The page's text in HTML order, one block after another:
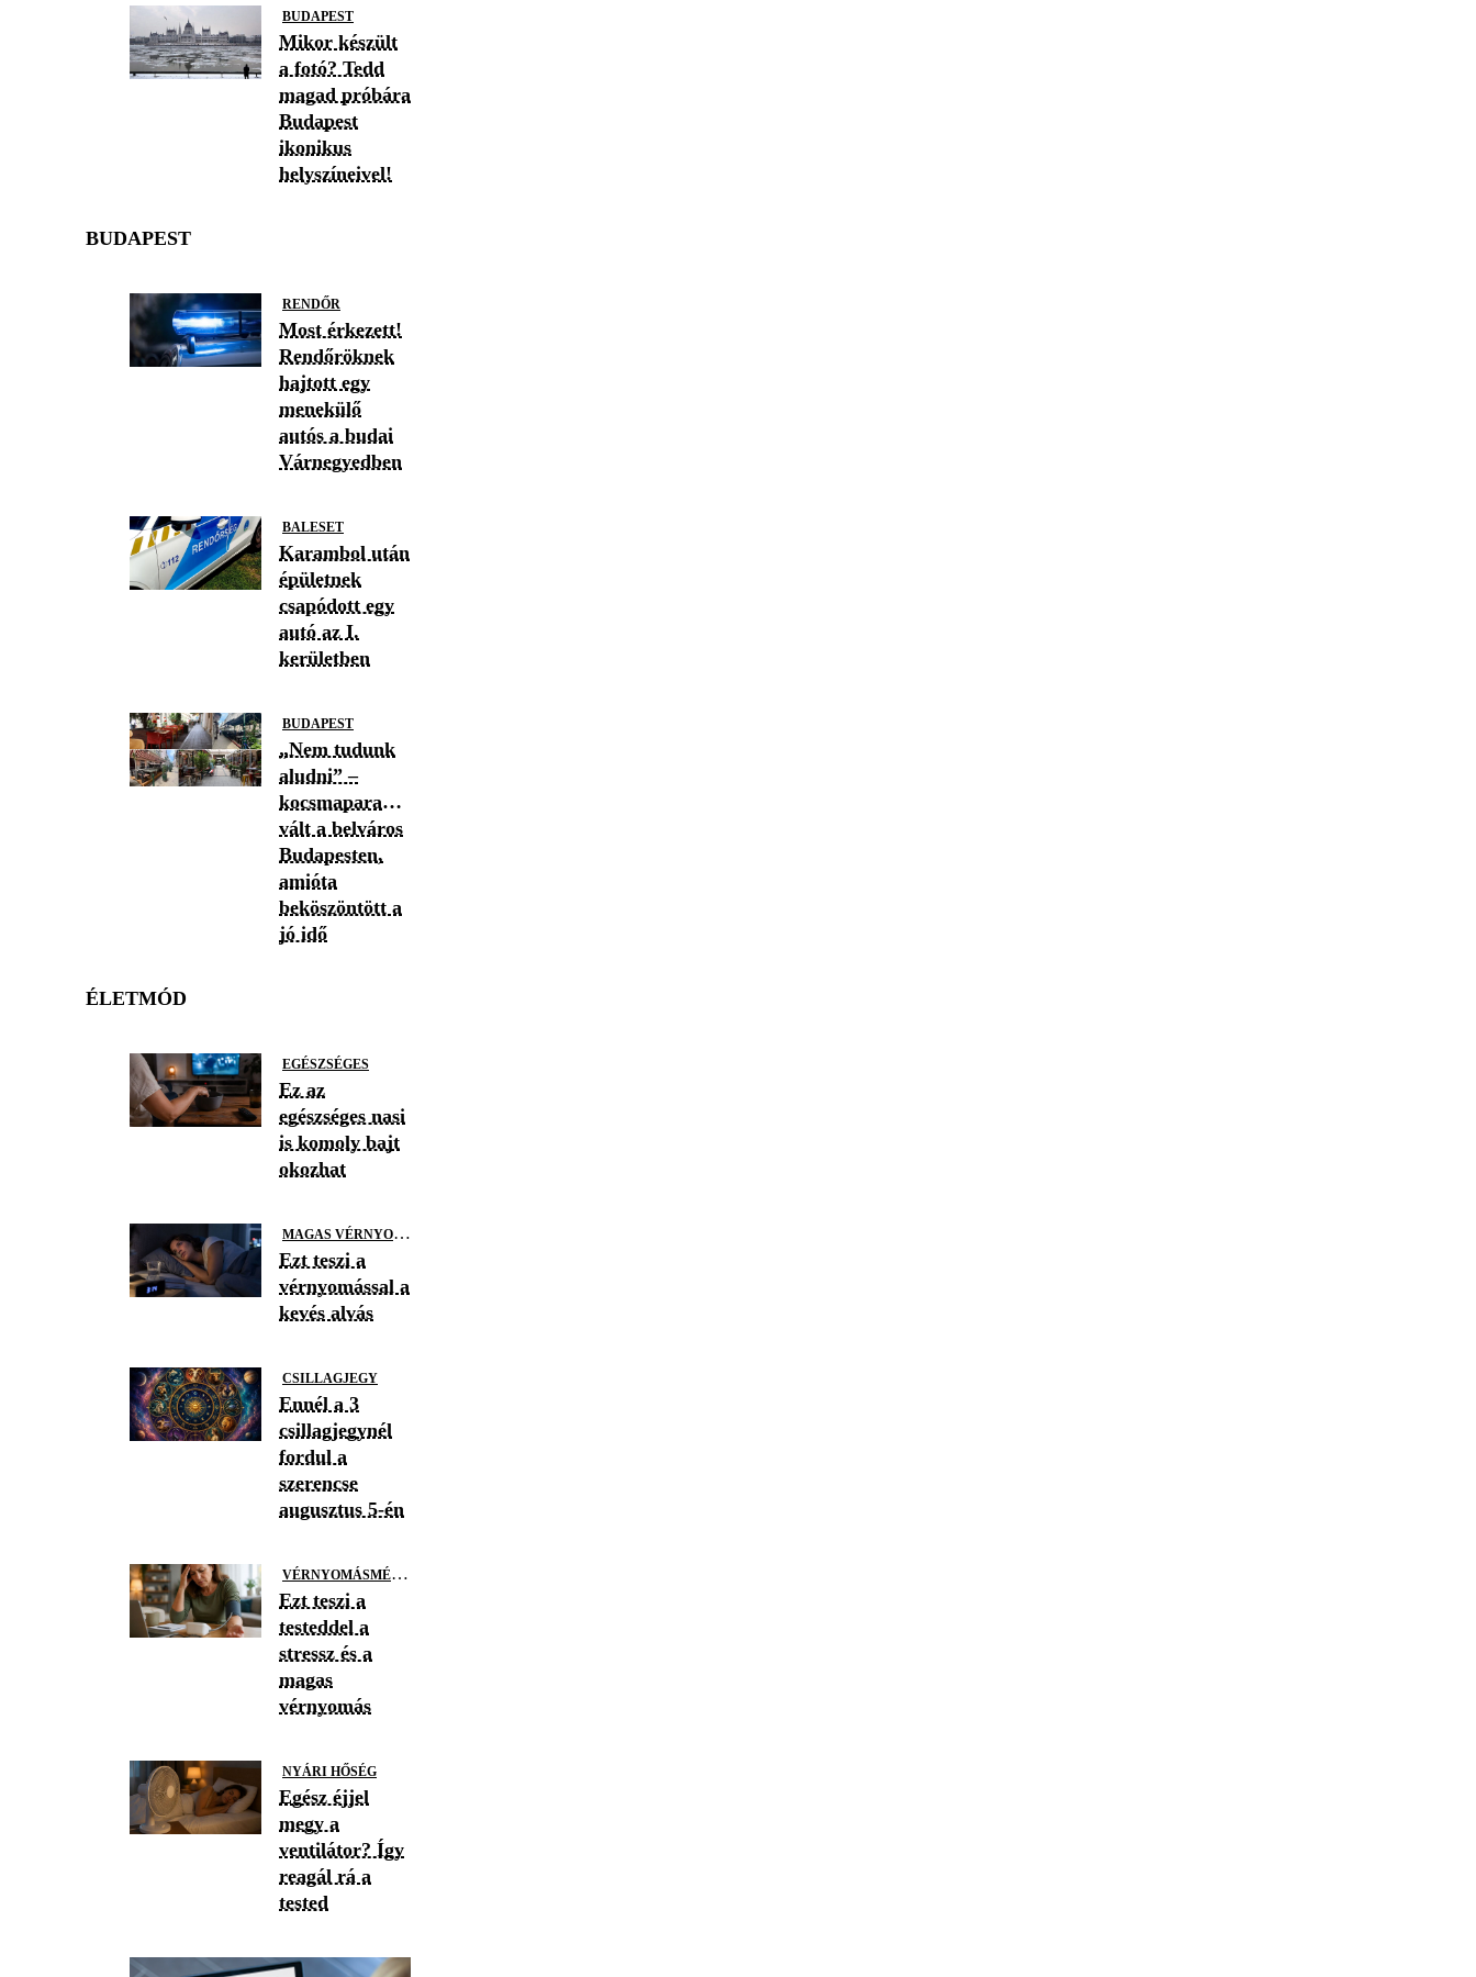
BUDAPEST
Mikor készült
a fotó? Tedd
magad próbára
Budapest
ikonikus
helyszíneivel!
BUDAPEST
RENDŐR
Most érkezett!
Rendőröknek
hajtott egy
menekülő
autós a budai
Várnegyedben
BALESET
Karambol után
épületnek
csapódott egy
autó az I.
kerületben
BUDAPEST
„Nem tudunk
aludni” –
kocsmaparadicsommá
vált a belváros
Budapesten,
amióta
beköszöntött a
jó idő
ÉLETMÓD
EGÉSZSÉGES
Ez az
egészséges nasi
is komoly bajt
okozhat
M
AGAS VÉRNYOMÁS
Ezt teszi a
vérnyomással a
kevés alvás
CSILLAGJEGY
Ennél a 3
csillagjegynél
fordul a
szerencse
augusztus 5-én
V
ÉRNYOMÁSMÉRÉS
Ezt teszi a
testeddel a
stressz és a
magas
vérnyomás
NYÁRI HŐSÉG
Egész éjjel
megy a
ventilátor? Így
reagál rá a
tested